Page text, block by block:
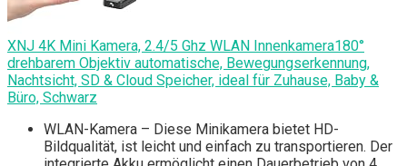
XNJ 4K Mini Kamera, 2.4/5 Ghz WLAN Innenkamera180°
drehbarem Objektiv automatische, Bewegungserkennung,
Nachtsicht, SD & Cloud Speicher, ideal für Zuhause, Baby &
Büro, Schwarz
WLAN-Kamera – Diese Minikamera bietet HD-
Bildqualität, ist leicht und einfach zu transportieren. Der